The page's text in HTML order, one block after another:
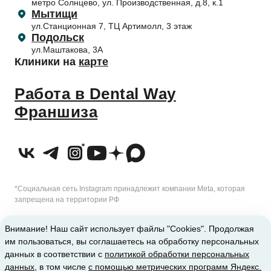
Внимание! Наш сайт использует файлы "Cookies". Продолжая
им пользоваться, вы соглашаетесь на обработку персональных
данных в соответствии с политикой обработки персональных
данных , в том числе с помощью метрических программ Яндекс.
Отбеливание зубов
Приём несовершеннолетних пациентов
Налоговый вычет
Согласие на обработку с помощью метрических программ
метро Солнцево, ул. Производственная, д.8, к.1
Мытищи
ул.Станционная 7, ТЦ Артимолл, 3 этаж
Подольск
ул.Маштакова, 3А
Клиники на карте
Работа в Dental Way
Франшиза
*Социальная сеть Instagram принадлежит компании Meta, которая
запрещена на территории РФ
ИМЕЮТСЯ ПРОТИВОПОКАЗАНИЯ. ТРЕБУЕТСЯ КОНСУЛЬТАЦИЯ
СПЕЦИАЛИСТА